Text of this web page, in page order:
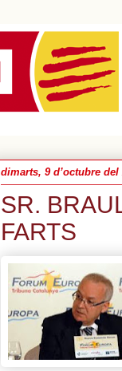
dimarts, 9 d’octubre del
SR.
FARTS